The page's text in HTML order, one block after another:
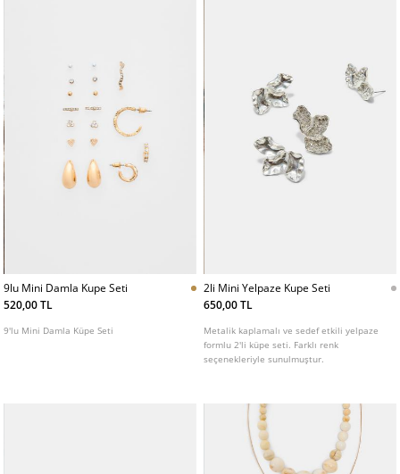
9lu Mini Damla Kupe Seti
520,00 TL
9'lu Mini Damla Küpe Seti
2li Mini Yelpaze Kupe Seti
650,00 TL
Metalik kaplamalı ve sedef etkili yelpaze
formlu 2'li küpe seti. Farklı renk
seçenekleriyle sunulmuştur.